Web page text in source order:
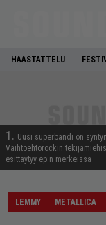
HAASTATTELU
1. Uusi superbändi on
Vaihtoehtorockin
esittäytyy ep:n merkeissä
LEMMY METALLICA